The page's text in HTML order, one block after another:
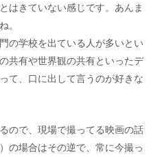
はきていない感じです。あんま
。
の学校を出ている人が多いとい
共有や世界観の共有といったデ
て、口に出して言うのが好きな
ので、現場で撮ってる映画の話
の場合はその逆で、常に今撮っ